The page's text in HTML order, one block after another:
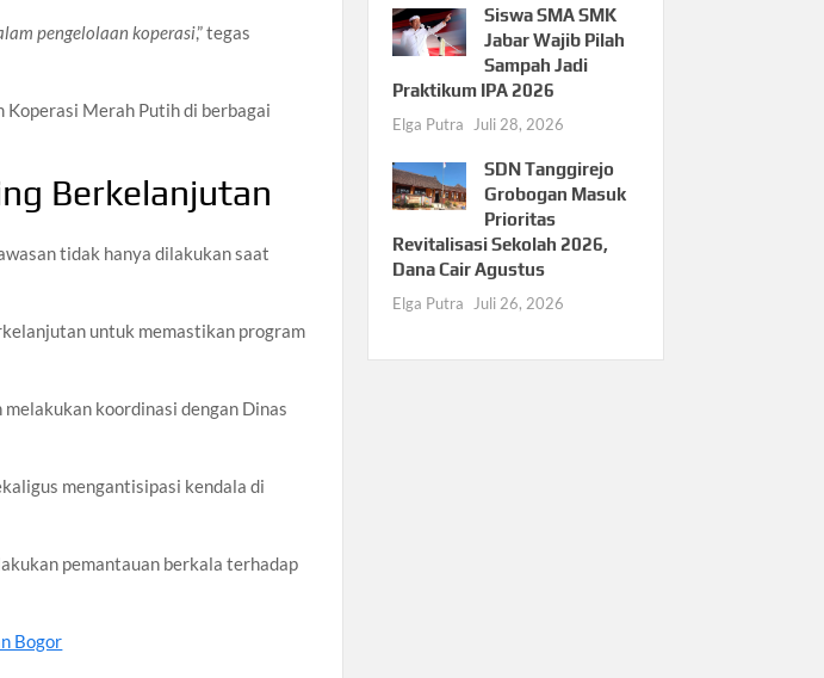
pengelolaan koperasi,” tegas
Merah Putih di berbagai
Berkelanjutan
tidak hanya dilakukan saat
untuk memastikan program
koordinasi dengan Dinas
mengantisipasi kendala di
pemantauan berkala terhadap
Bogor
Siswa SMA SMK
Jabar Wajib Pilah
Sampah Jadi
Praktikum IPA 2026
Elga Putra Juli 28, 2026
SDN Tanggirejo
Grobogan Masuk
Prioritas
Revitalisasi Sekolah 2026,
Dana Cair Agustus
Elga Putra Juli 26, 2026